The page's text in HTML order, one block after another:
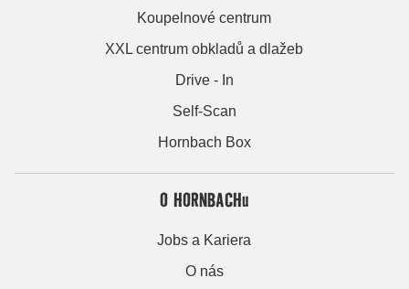
Koupelnové centrum
XXL centrum obkladů a dlažeb
Drive - In
Self-Scan
Hornbach Box
O HORNBACHu
Jobs a Kariera
O nás